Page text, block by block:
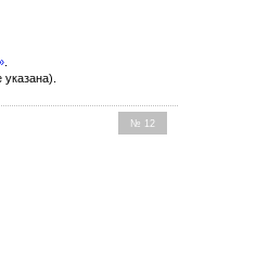
.
указана).
№ 12